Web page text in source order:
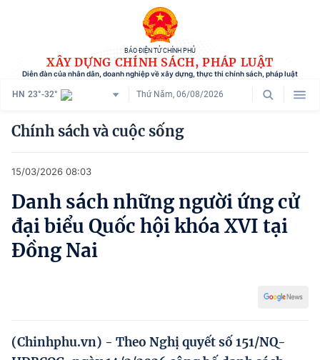
BÁO ĐIỆN TỬ CHÍNH PHỦ
XÂY DỰNG CHÍNH SÁCH, PHÁP LUẬT
Diễn đàn của nhân dân, doanh nghiệp về xây dựng, thực thi chính sách, pháp luật
HN 23°-32° Thứ Năm, 06/08/2026
Danh mục
Tham vấn chính sách
Người dân góp ý
Phát triển kinh tế tư nhân và doanh nghiệp dân tộc
Chính sách và cuộc sống
15/03/2026 08:03
Danh sách những người ứng cử
đại biểu Quốc hội khóa XVI tại
Đồng Nai
(Chinhphu.vn) - Theo Nghị quyết số 151/NQ-